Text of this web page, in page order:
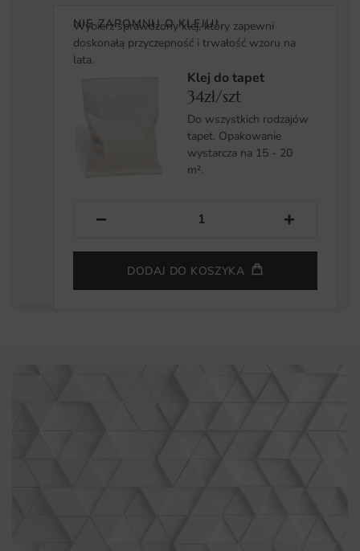
NIE ZAPOMNIJ O KLEJU!
Wybierz sprawdzony klej, który zapewni
doskonałą przyczepność i trwałość wzoru na
lata.
Klej do tapet
34zł/szt
Do wszystkich rodzajów
tapet. Opakowanie
wystarcza na 15 - 20
m².
− +
DODAJ DO KOSZYKA